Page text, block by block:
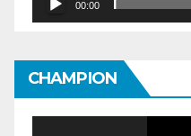
00:00
CHAMPION